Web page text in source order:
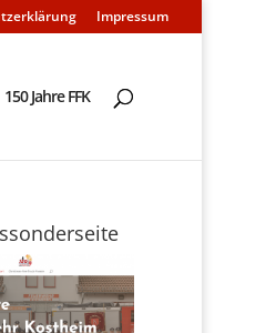
Impressum
150 Jahre FFK